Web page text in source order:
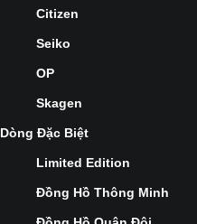
Citizen
Seiko
OP
Skagen
Dòng Đặc Biệt
Limited Edition
Đồng Hồ Thông Minh